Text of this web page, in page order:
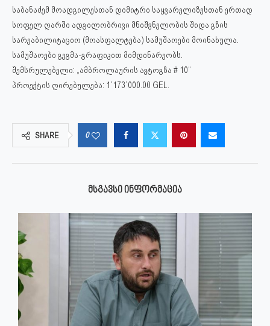
საბანაძემ მოადგილესთან დიმიტრი საყვარელიზესთან ერთად
სოფელ ღარში ადგილობრივი მნიშვნელობის შიდა გზის
სარეაბილიტაციო (მოასფალტება) სამუშაოები მოინახულა.
სამუშაოები გეგმა-გრაფიკით მიმდინარეობს.
შემსრულებელი: „ამბროლაურის ავტოგზა # 10“
პროექტის ღირებულება: 1`173`000.00 GEL.
SHARE 0
ᲛᲡᲒᲐᲕᲡᲘ ᲘᲜᲤᲝᲠᲛᲐᲪᲘᲐ